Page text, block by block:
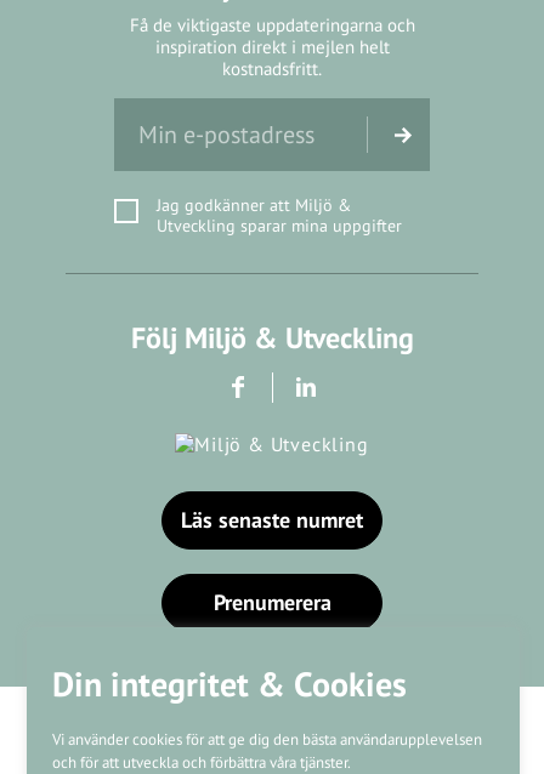
Din integritet & Cookies
Vi använder cookies för att ge dig den bästa användarupplevelsen
och för att utveckla och förbättra våra tjänster.
Få de viktigaste uppdateringarna och
inspiration direkt i mejlen helt
kostnadsfritt.
Jag godkänner att Miljö &
Utveckling sparar mina uppgifter
Följ Miljö & Utveckling
Läs senaste numret
Prenumerera